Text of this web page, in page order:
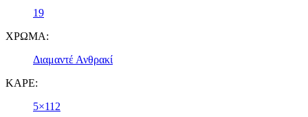
19
ΧΡΩΜΑ:
Διαμαντέ Ανθρακί
ΚΑΡΕ:
5×112